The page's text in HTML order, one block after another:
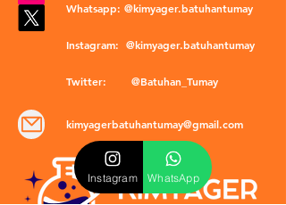
Whatsapp: @kimyager.batuhantumay
Instagram: @kimyager.batuhantumay
Twitter: @Batuhan_Tumay
kimyagerbatuhantumay@gmail.com
Instagram WhatsApp